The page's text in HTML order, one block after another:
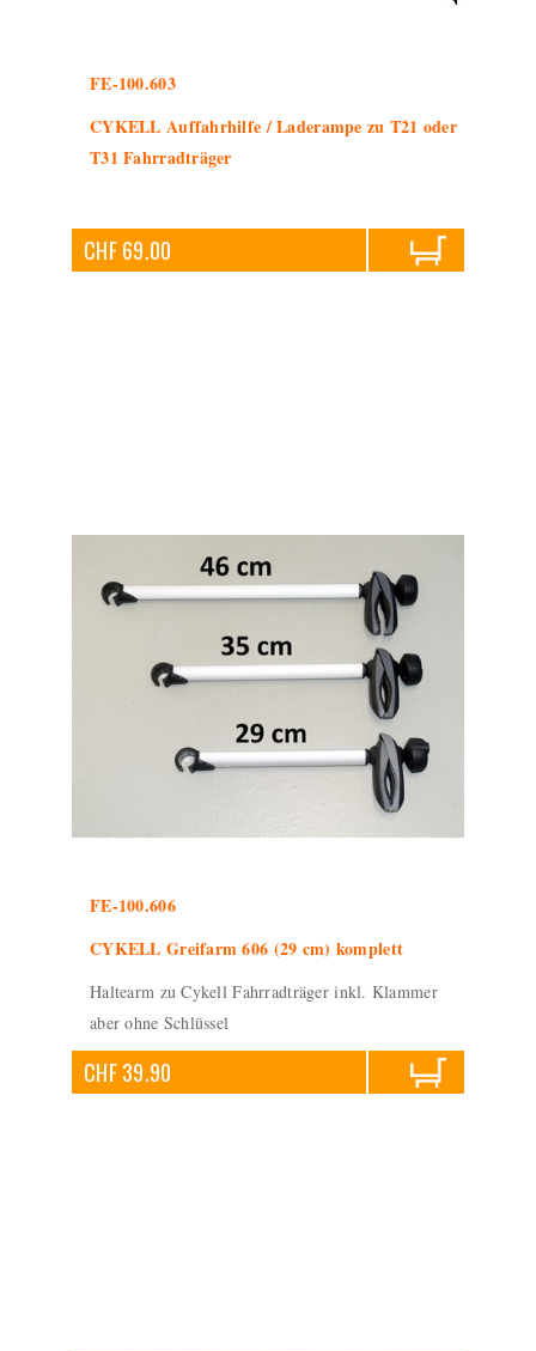
FE-100.603
CYKELL Auffahrhilfe / Laderampe zu T21 oder
T31 Fahrradträger
CHF 69.00
FE-100.606
CYKELL Greifarm 606 (29 cm) komplett
Haltearm zu Cykell Fahrradträger inkl. Klammer
aber ohne Schlüssel
CHF 39.90